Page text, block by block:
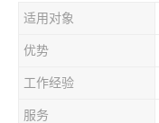
适用对象
优势
工作经验
服务